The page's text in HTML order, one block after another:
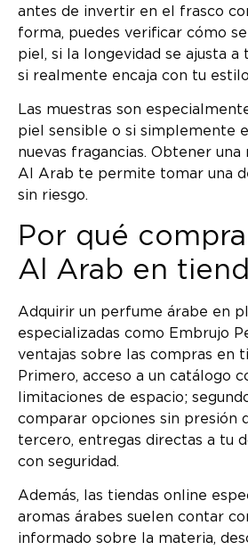
antes de invertir en el frasco
forma, puedes verificar cómo
piel, si la longevidad se ajusta a
si realmente encaja con tu
Las muestras son
piel sensible o si simplemente
nuevas fragancias. Obtener
Al Arab te permite tomar una
sin riesgo.
Por qué
Al Arab en
Adquirir un perfume árabe en
especializadas como Embrujo
ventajas sobre las compras en
Primero, acceso a un catálogo
limitaciones de espacio;
comparar opciones sin presión
tercero, entregas directas a tu
con seguridad.
Además, las tiendas online
aromas árabes suelen contar
informado sobre la materia,